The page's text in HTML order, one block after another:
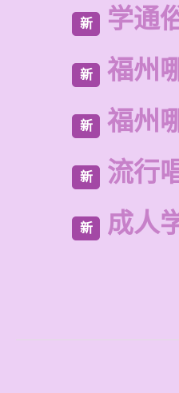
新 学通
新 福州
新 福州
新 流行
新 成人